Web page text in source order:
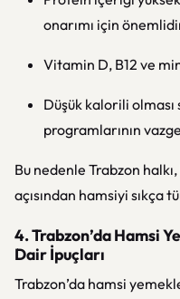
onarımı için
Vitamin D, B12 ve
Düşük kalorili olması
programlarının
Bu nedenle Trabzon
açısından hamsiyi sıkça
4. Trabzon’da Hamsi
Dair İpuçları
Trabzon’da hamsi